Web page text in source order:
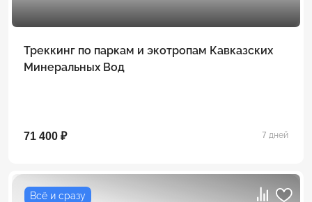
Треккинг по паркам и экотропам Кавказских
Минеральных Вод
71 400 ₽ 7 дней
Всё и сразу